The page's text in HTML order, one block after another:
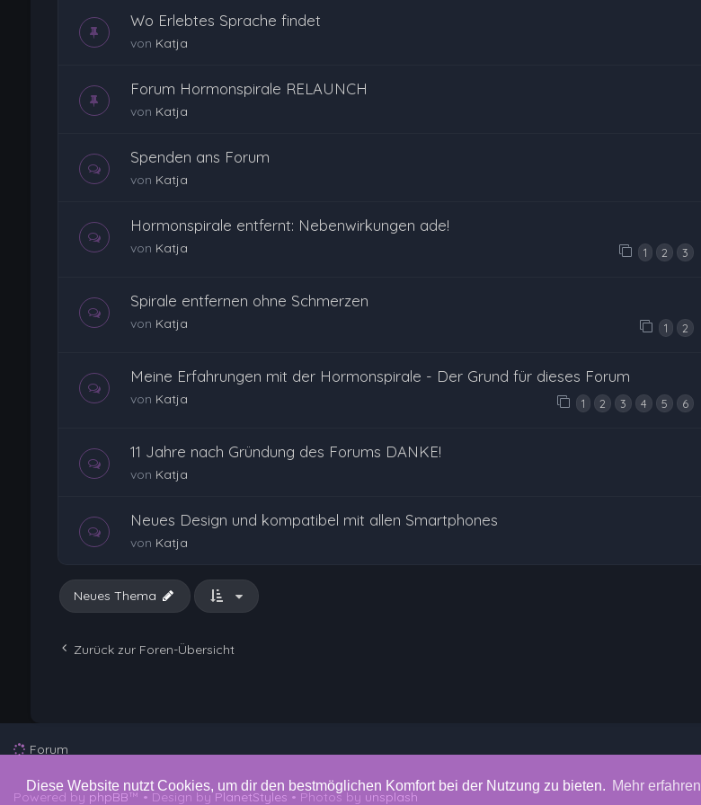
Diese Website nutzt Cookies, um dir den bestmöglichen Komfort bei der Nutzung zu bieten. Mehr erfahren
Wo Erlebtes Sprache findet
von Katja
Forum Hormonspirale RELAUNCH
von Katja
Spenden ans Forum
von Katja
Hormonspirale entfernt: Nebenwirkungen ade!
von Katja 1 2 3
Spirale entfernen ohne Schmerzen
von Katja 1 2
Meine Erfahrungen mit der Hormonspirale - Der Grund für dieses Forum
von Katja 1 2 3 4 5 6
11 Jahre nach Gründung des Forums DANKE!
von Katja
Neues Design und kompatibel mit allen Smartphones
von Katja
Neues Thema
Zurück zur Foren-Übersicht
Forum
Powered by phpBB™ • Design byPlanetStyles • Photos by unsplash